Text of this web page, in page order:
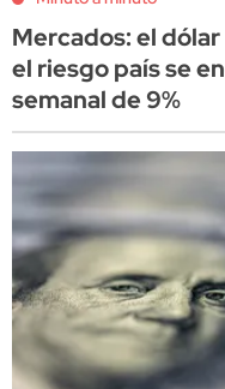
Mercados: el
el riesgo país se
semanal de 9%